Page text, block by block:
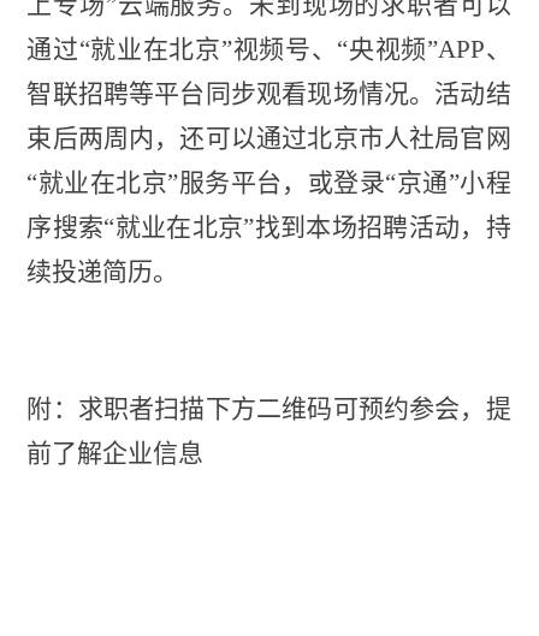
通过“就业在北京”视频号、“央视频”APP、
智联招聘等平台 同步观看现场情况。 活动结
束后两周内，还可以通过北京市人社局官网
“就业在北京”服务平台，或登录“京通”小程
序搜索“就业在北京”找到本场招聘活动，持
续投递简历。
附：求职者扫描下方二维码可预约参会，提
前了解企业信息